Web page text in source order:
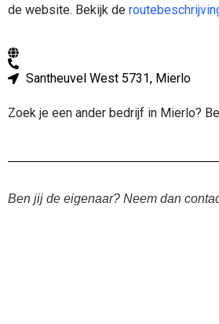
de website. Bekijk de
Santheuvel West 5731, Mierlo
Zoek je een ander bedrijf in Mierlo?
Ben jij de eigenaar? Neem dan